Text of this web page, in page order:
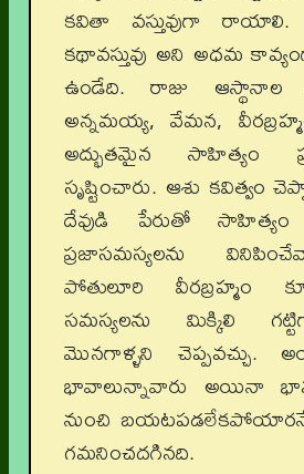
కవితా వస్తువుగా రాయాలి.
కథావస్తువు అని అధమ
ఉండేది. రాజు
అన్నమయ్య, వేమన,
అద్భుతమైన సాహిత్యం
సృష్టించారు. ఆశు కవిత్వం
దేవుడి పేరుతో
ప్రజాసమస్యలను
పోతులూరి
సమస్యలను మిక్కిలి
మొనగాళ్ళని చెప్పవచ్చు.
భావాలున్నావారు అయినా
నుంచి
గమనించదగినది.